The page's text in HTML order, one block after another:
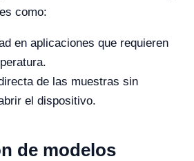
como:
en aplicaciones que requieren
de las muestras sin
el dispositivo.
de modelos